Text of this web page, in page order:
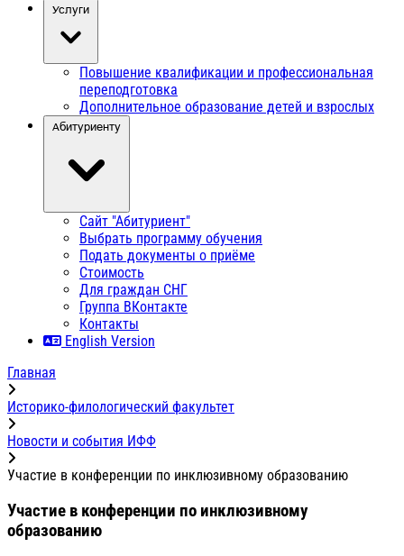
Услуги
Повышение квалификации и профессиональная
переподготовка
Дополнительное образование детей и взрослых
Абитуриенту
Сайт "Абитуриент"
Выбрать программу обучения
Подать документы о приёме
Стоимость
Для граждан СНГ
Группа ВКонтакте
Контакты
English Version
Главная
Историко-филологический факультет
Новости и события ИФФ
Участие в конференции по инклюзивному образованию
Участие в конференции по инклюзивному
образованию